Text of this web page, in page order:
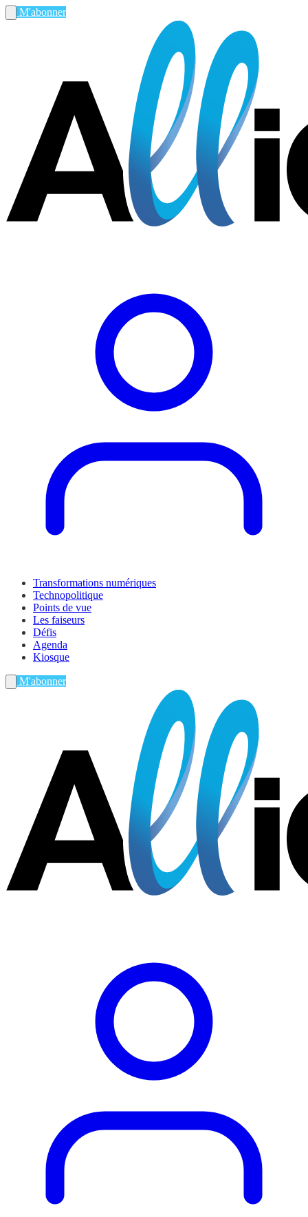
M'abonner
Transformations numériques
Technopolitique
Points de vue
Les faiseurs
Défis
Agenda
Kiosque
M'abonner